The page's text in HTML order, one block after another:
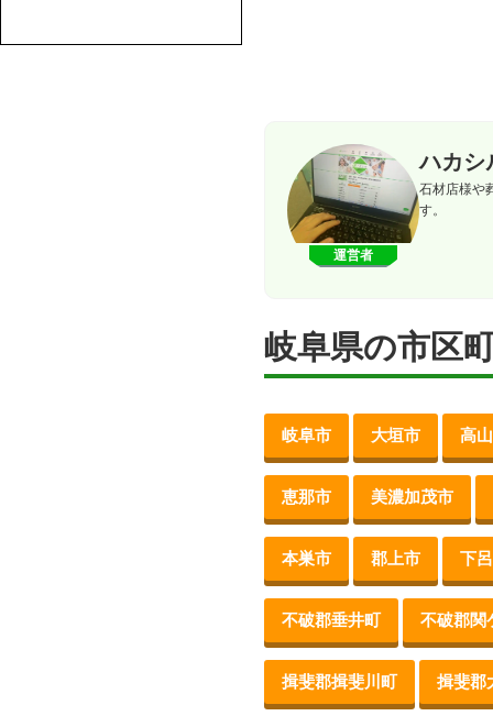
運営者
ハカシ
石材店様や
す。
岐阜県の市区
岐阜市 大垣市 高
恵那市 美濃加茂市
本巣市 郡上市 下
不破郡垂井町 不破郡関
揖斐郡揖斐川町 揖斐郡